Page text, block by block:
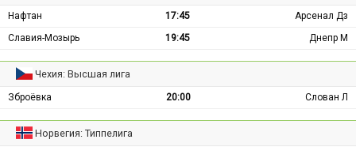
Нафтан 17:45
Арсенал Дз
Славия-Мозырь
19:45 Днепр М
Чехия: Высшая лига
Зброёвка 20:00 Слован Л
Норвегия: Типпелига